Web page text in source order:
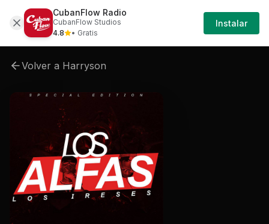
Artistas Harryson Harryson-los-alfas
Volver a Harryson
CubanFlow Radio
CubanFlow Studios
4.8
• Gratis
Instalar